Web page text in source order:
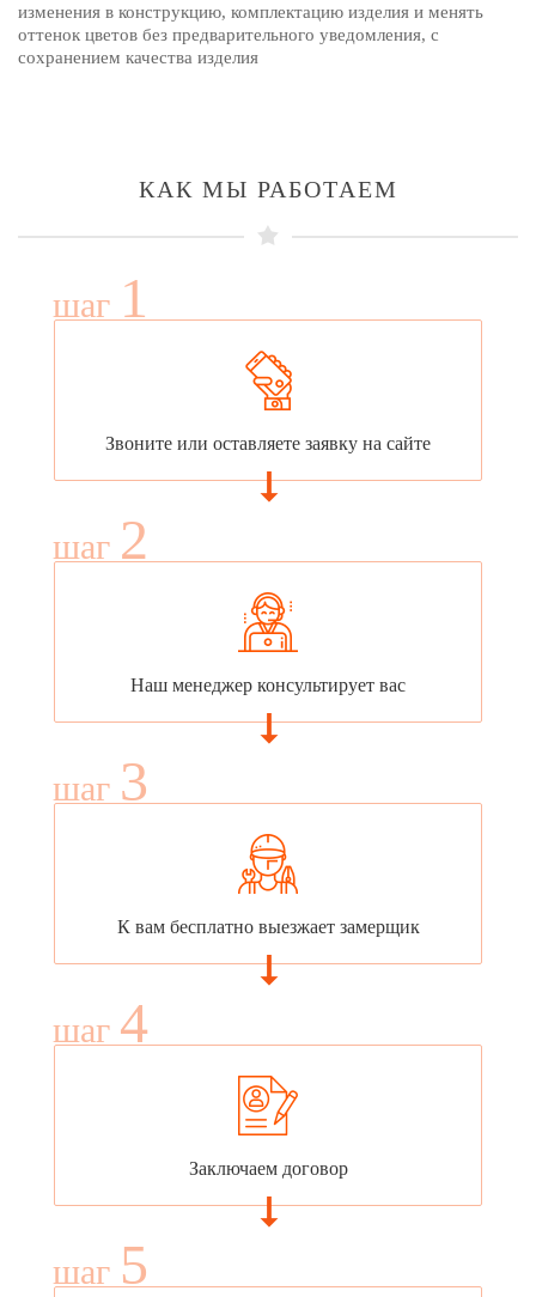
изменения в конструкцию, комплектацию изделия и менять
оттенок цветов без предварительного уведомления, с
сохранением качества изделия
КАК МЫ РАБОТАЕМ
шаг 1
Звоните или оставляете заявку на сайте
шаг 2
Наш менеджер консультирует вас
шаг 3
К вам бесплатно выезжает замерщик
шаг 4
Заключаем договор
шаг 5